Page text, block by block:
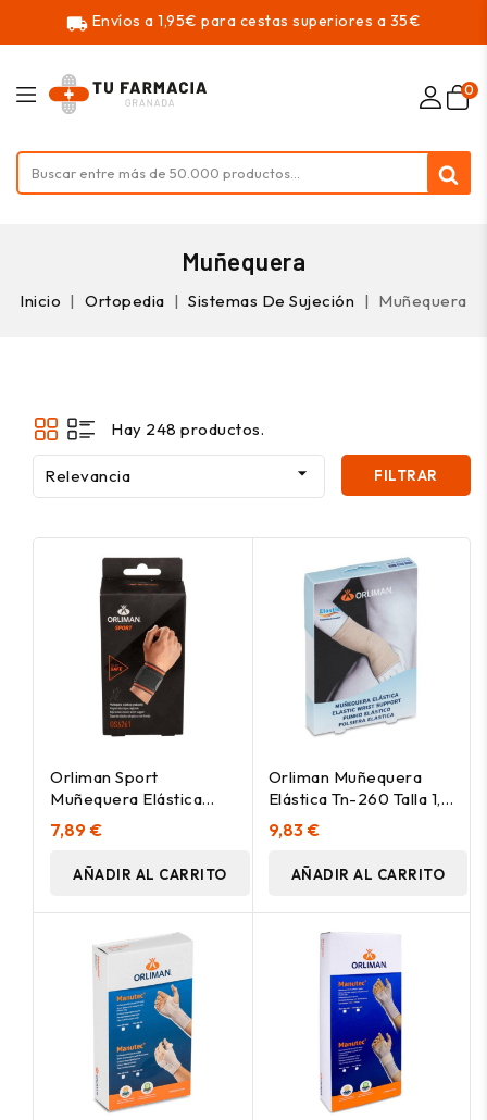
local_shipping Envíos a 1,95€ para cestas superiores a 35€
0
Muñequera
Inicio Ortopedia Sistemas De Sujeción Muñequera
Hay 248 productos.
Relevancia  FILTRAR
Orliman Sport
Muñequera Elástica
Os6261 Talla Única, 1
Unidad
7,89 €
AÑADIR AL CARRITO
Orliman Muñequera
Elástica Tn-260 Talla 1, 1
Unidad
9,83 €
AÑADIR AL CARRITO